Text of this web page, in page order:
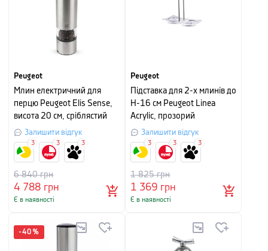
Peugeot
Млин електричний для
перцю Peugeot Elis Sense,
висота 20 см, сріблястий
Залишити відгук
4 788 грн
6 840грн
Є в наявності
3 3 3
Peugeot
Підставка для 2-х млинів до
H-16 см Peugeot Linea
Acrylic, прозорий
Залишити відгук
1 369 грн
1 825грн
Є в наявності
3 3 3
-40 %